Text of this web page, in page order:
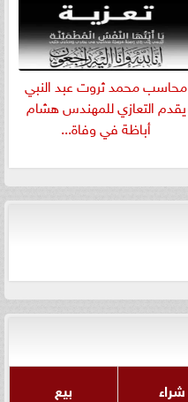
​محاسب محمد ثروت عبد النبي
يقدم التعازي للمهندس هشام
أباظة في وفاة...
شراء بيع